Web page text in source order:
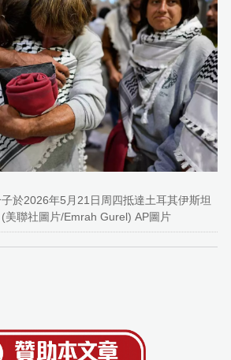
於2026年5月21日周四抵達土耳其伊斯坦
美聯社圖片/Emrah Gurel) AP圖片